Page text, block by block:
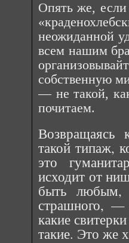
Опять же,
неожиданной
всем нашим
собственную
— не такой,
почитаем.
Возвращаясь
такой типаж,
это
исходит от
быть любым,
страшного, —
какие
такие. Это же